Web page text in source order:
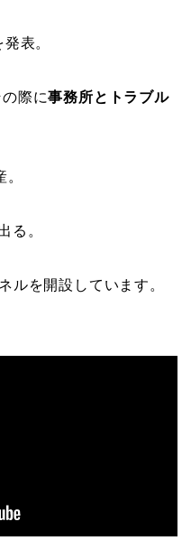
表。
際に事務所とトラブル
る。
ルを開設しています。